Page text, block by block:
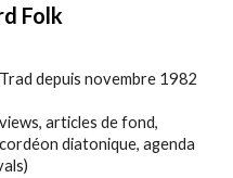
Folk
depuis novembre 1982
articles de fond,
diatonique, agenda